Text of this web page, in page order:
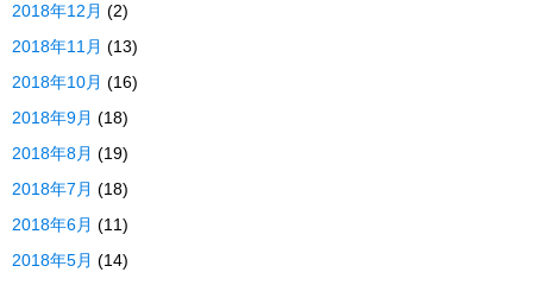
2018年12月 (2)
2018年11月 (13)
2018年10月 (16)
2018年9月 (18)
2018年8月 (19)
2018年7月 (18)
2018年6月 (11)
2018年5月 (14)